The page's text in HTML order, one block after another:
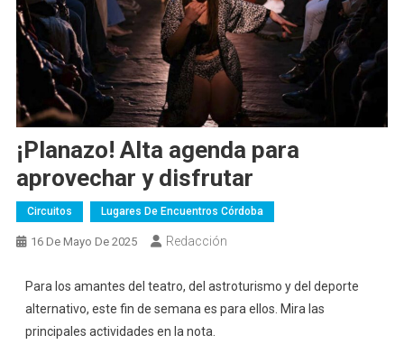
¡Planazo! Alta agenda para
aprovechar y disfrutar
Circuitos Lugares De Encuentros Córdoba
16 De Mayo De 2025 Redacción
Para los amantes del teatro, del astroturismo y del deporte
alternativo, este fin de semana es para ellos. Mira las
principales actividades en la nota.